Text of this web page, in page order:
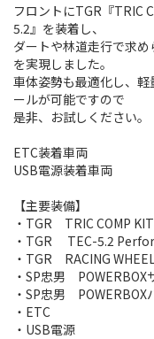
フロントにTGR『TRIC
5.2』を装着し、
ダートや林道走行で求
を実現しました。
車体姿勢も最適化し、
ールが可能ですので
是非、お試しください。
ETC装着車両
USB電源装着車両
【主要装備】
・TGR TRIC COMP KIT
・TGR TEC-5.2
・TGR RACING WHEEL
・SP忠男 POWERBOX
・SP忠男 POWERBOX
・ETC
・USB電源